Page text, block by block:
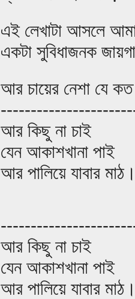
এই লেখাটা আসলে
একটা সুবিধাজনক
আর চায়ের নেশা যে
আর কিছু না চাই
যেন আকাশখানা পাই
আর পালিয়ে যাবার
আর কিছু না চাই
যেন আকাশখানা পাই
আর পালিয়ে যাবার